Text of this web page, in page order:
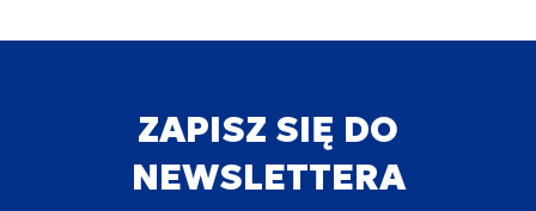
ZAPISZ SIĘ DO
NEWSLETTERA